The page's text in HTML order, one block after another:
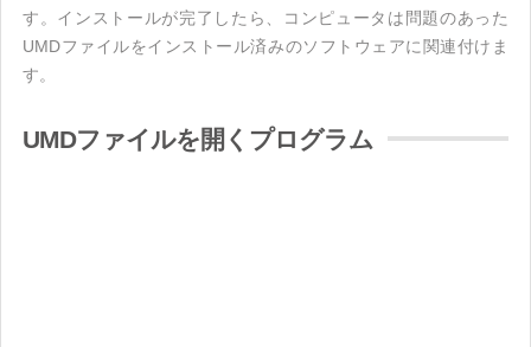
す。インストールが完了したら、コンピュータは問題のあった
UMDファイルをインストール済みのソフトウェアに関連付けま
す。
UMDファイルを開くプログラム